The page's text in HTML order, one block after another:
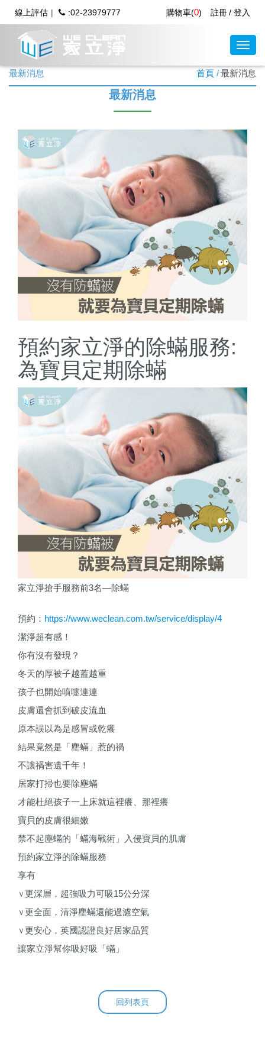
線上評估 :02-23979777 註冊 登入
購物車(0)
最新消息 首頁 最新消息
最新消息
預約家立淨的除蟎服務:
為寶貝定期除蟎
家立淨搶手服務前3名—除蟎
預約： https://www.weclean.com.tw/service/display/4
潔淨超有感！
你有沒有發現？
冬天的厚被子越蓋越重
孩子也開始噴嚏連連
皮膚還會抓到破皮流血
原本誤以為是感冒或乾癢
結果竟然是「塵蟎」惹的禍
不讓禍害遺千年！
居家打掃也要除塵蟎
才能杜絕孩子一上床就這裡癢、那裡癢
寶貝的皮膚很細嫩
禁不起塵蟎的「蟎海戰術」入侵寶貝的肌膚
預約家立淨的除蟎服務
享有
Ｖ 更深層，超強吸力可吸15公分深
Ｖ 更全面，清淨塵蟎還能過濾空氣
Ｖ 更安心，英國認證良好居家品質
讓家立淨幫你吸好吸「蟎」
回列表頁